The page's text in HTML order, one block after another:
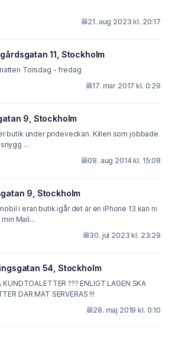
21. aug 2023 kl. 20:17
11, Stockholm
Torsdag - fredag
17. mar 2017 kl. 0:29
9, Stockholm
butik under prideveckan. Killen som jobbade
...
08. aug 2014 kl. 15:08
9, Stockholm
i eran butik igår det är en iPhone 13 kan ni
Mail...
30. jul 2023 kl. 23:29
54, Stockholm
KUNDTOALETTER ??? ENLIGT LAGEN SKA
DÄR MAT SERVERAS !!!
28. maj 2019 kl. 0:10